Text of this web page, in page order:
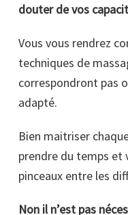
douter de vos
Vous vous rendrez
techniques de
correspondront pas
adapté.
Bien maitriser
prendre du temps et
pinceaux entre les
Non il n’est pas